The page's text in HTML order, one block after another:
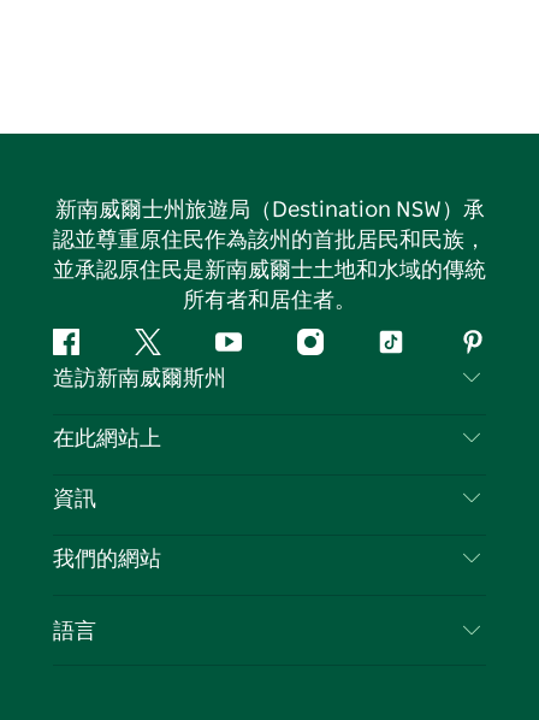
新南威爾士州旅遊局（Destination NSW）承
認並尊重原住民作為該州的首批居民和民族，
並承認原住民是新南威爾士土地和水域的傳統
所有者和居住者。
Facebook嘰
嘰
喳
Youtube Instagram
抖
造訪新南威爾斯州
聯絡我們
隱私
Cookie 通知
在此網站上
目的地
新南威爾士州公路旅行
活動
資訊
旅行資訊
新南威爾士州的商業
我們的網站
語言